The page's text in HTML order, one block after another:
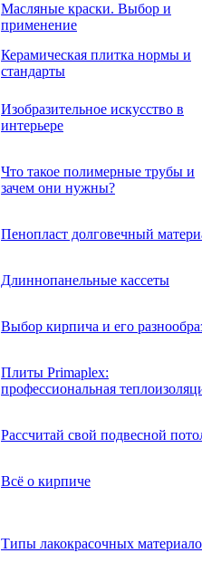
Масляные краски. Выбор и
применение
Керамическая плитка нормы и
стандарты
Изобразительное искусство в
интерьере
Что такое полимерные трубы и
зачем они нужны?
Пенопласт долговечный
Длиннопанельные кассеты
Выбор кирпича и его
Плиты Primaplex:
профессиональная
Рассчитай свой подвесной
Всё о кирпиче
Типы лакокрасочных